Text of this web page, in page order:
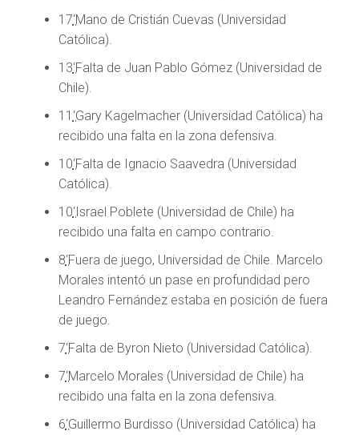
17‘Mano de Cristián Cuevas (Universidad
Católica).
13‘Falta de Juan Pablo Gómez (Universidad de
Chile).
11 ‘Gary Kagelmacher (Universidad Católica) ha
recibido una falta en la zona defensiva.
10‘Falta de Ignacio Saavedra (Universidad
Católica).
10‘Israel Poblete (Universidad de Chile) ha
recibido una falta en campo contrario.
8‘Fuera de juego, Universidad de Chile. Marcelo
Morales intentó un pase en profundidad pero
Leandro Fernández estaba en posición de fuera
de juego.
7‘Falta de Byron Nieto (Universidad Católica).
7‘Marcelo Morales (Universidad de Chile) ha
recibido una falta en la zona defensiva.
6‘Guillermo Burdisso (Universidad Católica) ha